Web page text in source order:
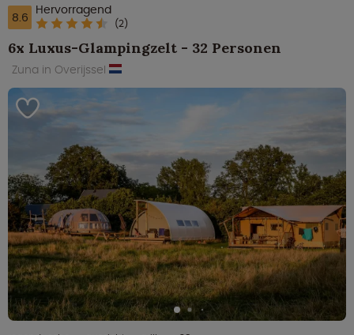
8.6 Hervorragend
(2)
6x Luxus-Glampingzelt - 32 Personen
Zuna in Overijssel